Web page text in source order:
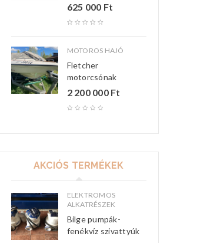
625 000 Ft
MOTOROS HAJÓ
Fletcher
motorcsónak
2 200 000 Ft
AKCIÓS TERMÉKEK
ELEKTROMOS
ALKATRÉSZEK
Bilge pumpák-
fenékvíz szivattyúk